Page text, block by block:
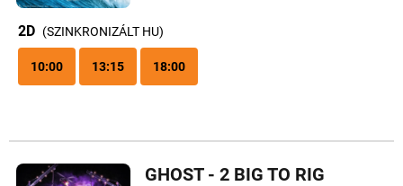
2D (SZINKRONIZÁLT HU)
10:00 13:15 18:00
GHOST - 2 BIG TO RIG